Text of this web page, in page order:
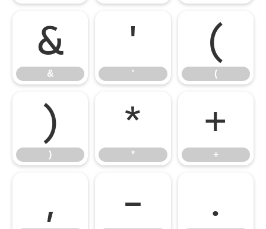
&
&
'
'
(
(
)
)
*
*
+
+
, - .